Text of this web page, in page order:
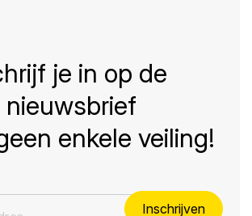
je in op de
nieuwsbrief
enkele veiling!
Inschrijven